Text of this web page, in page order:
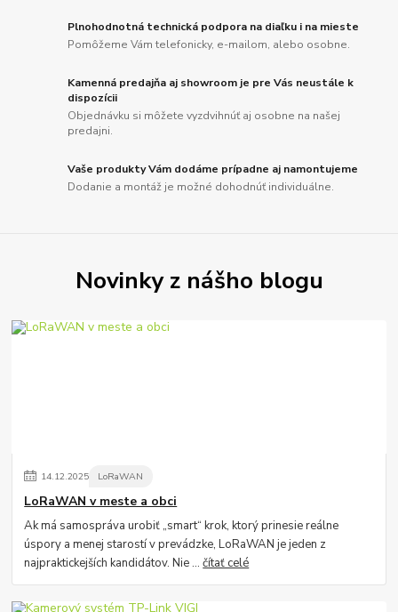
Plnohodnotná technická podpora na diaľku i na mieste
Pomôžeme Vám telefonicky, e-mailom, alebo osobne.
Kamenná predajňa aj showroom je pre Vás neustále k
dispozícii
Objednávku si môžete vyzdvihnúť aj osobne na našej
predajni.
Vaše produkty Vám dodáme prípadne aj namontujeme
Dodanie a montáž je možné dohodnúť individuálne.
Novinky z nášho blogu
14.12.2025 LoRaWAN
LoRaWAN v meste a obci
Ak má samospráva urobiť „smart“ krok, ktorý prinesie reálne
úspory a menej starostí v prevádzke, LoRaWAN je jeden z
najpraktickejších kandidátov. Nie ...čítať celé